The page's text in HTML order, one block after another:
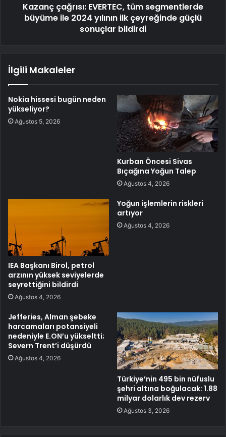
Kazanç çağrısı: EVERTEC, tüm segmentlerde
büyüme ile 2024 yılının ilk çeyreğinde güçlü
sonuçlar bildirdi
İlgili Makaleler
Nokia hissesi bugün neden
yükseliyor?
Ağustos 5, 2026
Kurban Öncesi Sivas
Bıçağına Yoğun Talep
Ağustos 4, 2026
IEA Başkanı Birol, petrol
arzının yüksek seviyelerde
seyrettiğini bildirdi
Ağustos 4, 2026
Yoğun işlemlerin riskleri
artıyor
Ağustos 4, 2026
Jefferies, Alman şebeke
harcamaları potansiyeli
nedeniyle E.ON’u yükseltti;
Severn Trent’i düşürdü
Ağustos 4, 2026
Türkiye’nin 495 bin nüfuslu
şehri altına boğulacak: 1.88
milyar dolarlık dev rezerv
Ağustos 3, 2026